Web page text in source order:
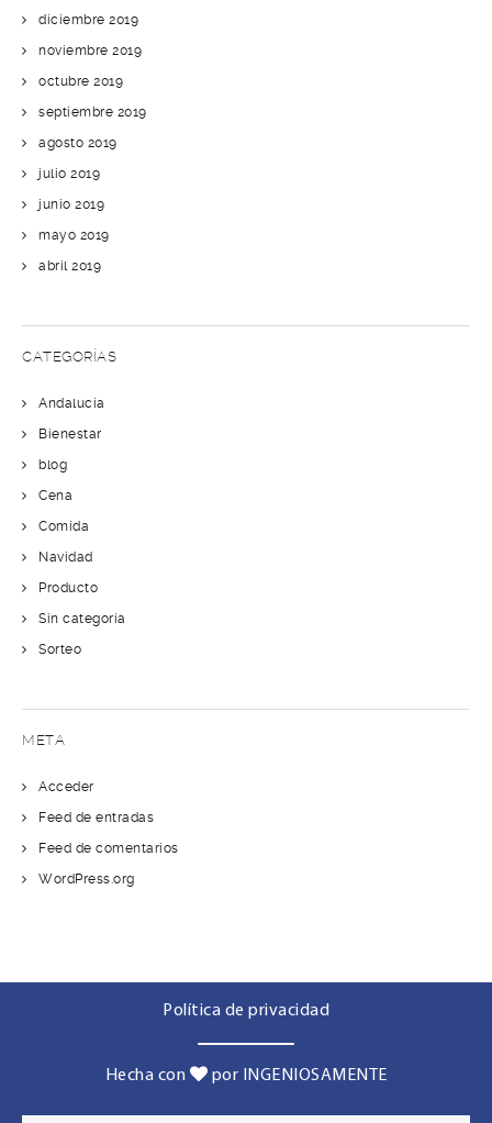
diciembre 2019
noviembre 2019
octubre 2019
septiembre 2019
agosto 2019
julio 2019
junio 2019
mayo 2019
abril 2019
CATEGORÍAS
Andalucía
Bienestar
blog
Cena
Comida
Navidad
Producto
Sin categoría
Sorteo
META
Acceder
Feed de entradas
Feed de comentarios
WordPress.org
Política de privacidad
Hecha con por INGENIOSAMENTE